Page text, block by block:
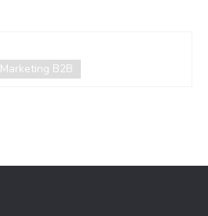
Marketing B2B